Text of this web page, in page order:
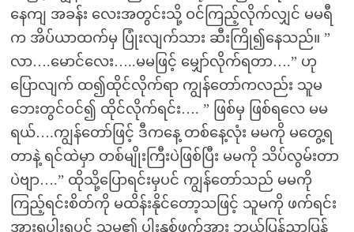
နေကျ အခန်း လေးအတွင်းသို့ ဝင်ကြည့်လိုက်လျှင် မမရီ
က အိပ်ယာထက်မှ ပြုံးလျက်သား ဆီးကြို၍နေသည်။ ”
လာ….မောင်လေး…..မမဖြင့် မျှော်လိုက်ရတာ….” ဟု
ပြောလျက် ထ၍ထိုင်လိုက်ရာ ကျွန်တော်ကလည်း သူမ
ဘေးတွင်ဝင်၍ ထိုင်လိုက်ရင်း…. ” ဖြစ်မှ ဖြစ်ရလေ မမ
ရယ်….ကျွန်တော်ဖြင့် ဒီကနေ့ တစ်နေ့လုံး မမကို မတွေ့ရ
တာနဲ့ ရင်ထဲမှာ တစ်မျိုးကြီးပဲဖြစ်ပြီး မမကို သိပ်လွမ်းတာ
ပဲဗျာ….” ထိုသို့ပြောရင်းမှပင် ကျွန်တော်သည် မမကို
ကြည့်ရင်းစိတ်ကို မထိန်းနိုင်တော့သဖြင့် သူမကို ဖက်ရင်း
အားရပါးရပင် သူမ၏ ပါးနှစ်ဖက်အား ဘယ်ပြန်ညာပြန်